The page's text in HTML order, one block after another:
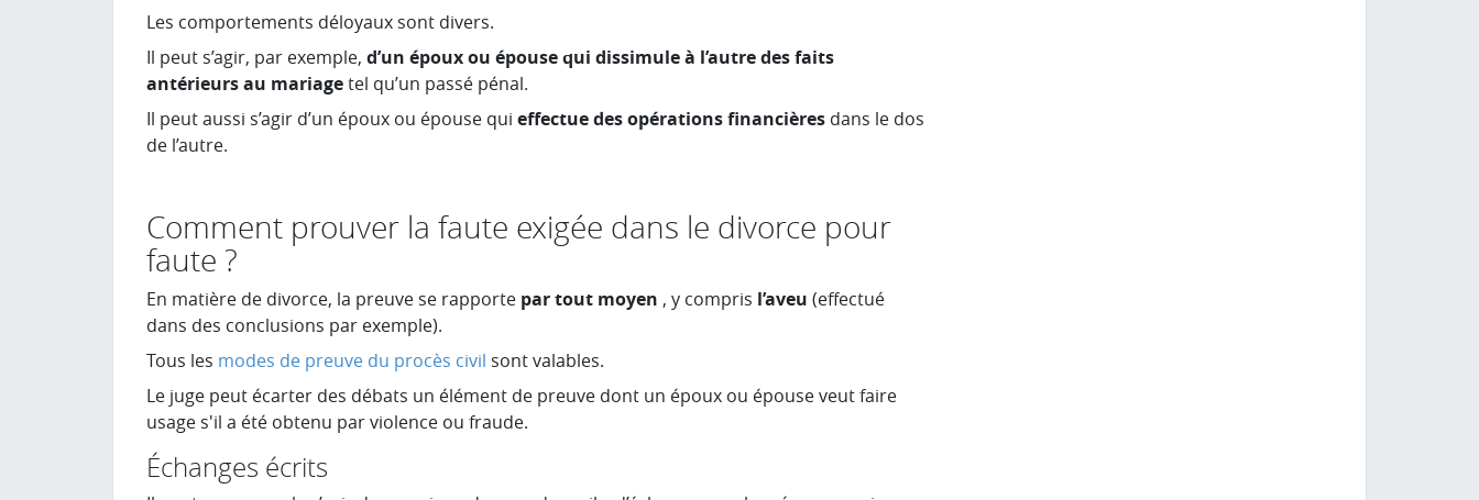
Les comportements déloyaux sont divers.
Il peut s’agir, par exemple, d’un époux ou épouse qui dissimule à l’autre des faits
antérieurs au mariagetel qu’un passé pénal.
Il peut aussi s’agir d’un époux ou épouse qui effectue des opérations financières dans le dos
de l’autre.
Comment prouver la faute exigée dans le divorce pour
faute ?
En matière de divorce, la preuve se rapporte par tout moyen , y compris l’aveu (effectué
dans des conclusions par exemple).
Tous les modes de preuve du procès civil sont valables.
Le juge peut écarter des débats un élément de preuve dont un époux ou épouse veut faire
usage s'il a été obtenu par violence ou fraude.
Échanges écrits